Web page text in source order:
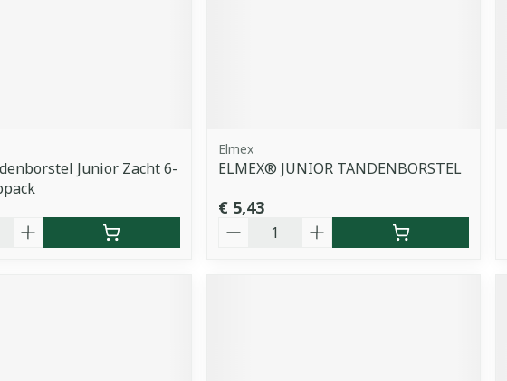
Junior Zacht 6-
Elmex
ELMEX® JUNIOR TANDENBORSTEL
€ 5,43